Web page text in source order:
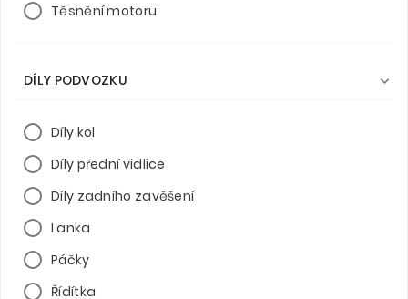
Těsnění motoru
DÍLY PODVOZKU 
Díly kol
Díly přední vidlice
Díly zadního zavěšení
Lanka
Páčky
Řídítka